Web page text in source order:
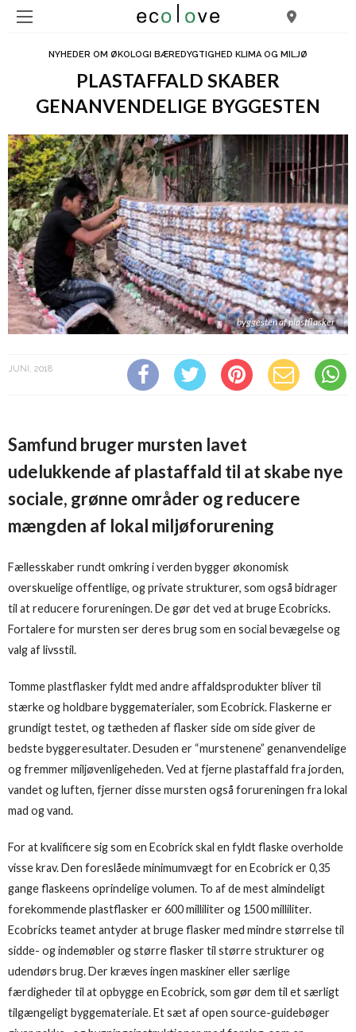
NYHEDER OM ØKOLOGI BÆREDYGTIGHED KLIMA OG MILJØ
PLASTAFFALD SKABER
GENANVENDELIGE BYGGESTEN
byggesten af plastflasker
JUNI, 2018
Samfund bruger mursten lavet
udelukkende af plastaffald til at skabe nye
sociale, grønne områder og reducere
mængden af lokal miljøforurening
Fællesskaber rundt omkring i verden bygger økonomisk
overskuelige offentlige, og private strukturer, som også bidrager
til at reducere forureningen. De gør det ved at bruge Ecobricks.
Fortalere for mursten ser deres brug som en social bevægelse og
valg af livsstil.
Tomme plastflasker fyldt med andre affaldsprodukter bliver til
stærke og holdbare byggematerialer, som Ecobrick. Flaskerne er
grundigt testet, og tætheden af flasker side om side giver de
bedste byggeresultater. Desuden er “murstenene” genanvendelige
og fremmer miljøvenligeheden. Ved at fjerne plastaffald fra jorden,
vandet og luften, fjerner disse mursten også forureningen fra lokal
mad og vand.
For at kvalificere sig som en Ecobrick skal en fyldt flaske overholde
visse krav. Den foreslåede minimumvægt for en Ecobrick er 0,35
gange flaskeens oprindelige volumen. To af de mest almindeligt
forekommende plastflasker er 600 milliliter og 1500 milliliter.
Ecobricks teamet antyder at bruge flasker med mindre størrelse til
sidde- og indemøbler og større flasker til større strukturer og
udendørs brug. Der kræves ingen maskiner eller særlige
færdigheder til at opbygge en Ecobrick, som gør dem til et særligt
tilgængeligt byggemateriale. Et sæt af open source-guidebøger